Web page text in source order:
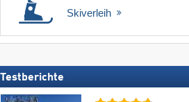
Skiverleih
Testberichte